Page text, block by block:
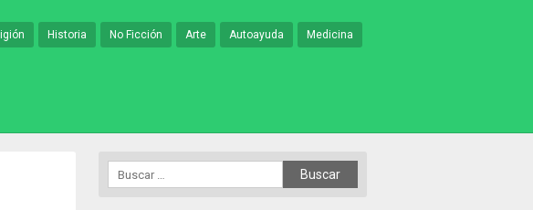
Historia No Ficción Arte Autoayuda Medicina